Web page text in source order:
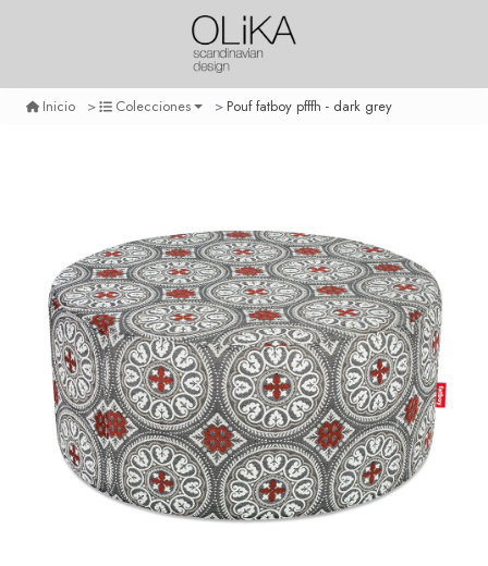
Inicio Colecciones Pouf fatboy pfffh - dark grey